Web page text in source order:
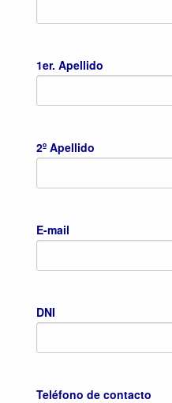
1er. Apellido
2º Apellido
E-mail
DNI
Teléfono de contacto